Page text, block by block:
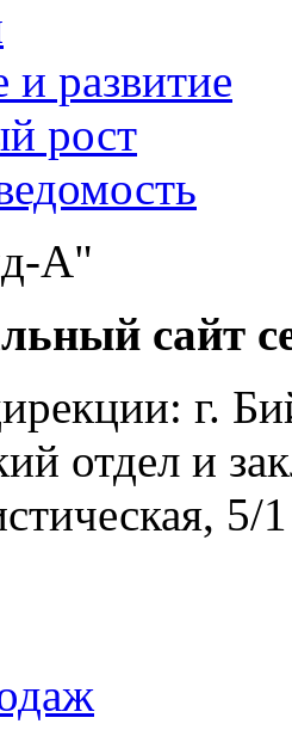
развитие
рост
А"
сайт
г.
отдел и
5/1